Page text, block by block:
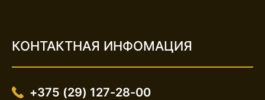
КОНТАКТНАЯ ИНФОМАЦИЯ
+375 (29) 127-28-00